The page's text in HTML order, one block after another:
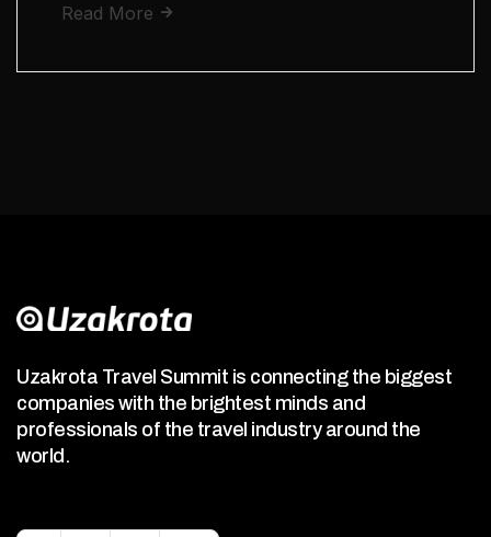
Read More
Uzakrota Travel Summit is connecting the biggest
companies with the brightest minds and
professionals of the travel industry around the
world.